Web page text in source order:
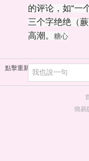
的评论，如“一
三个字绝绝（
高潮。 糖心
點擊重新加載
簡易